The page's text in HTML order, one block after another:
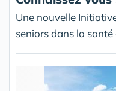
Une nouvelle
seniors dans la